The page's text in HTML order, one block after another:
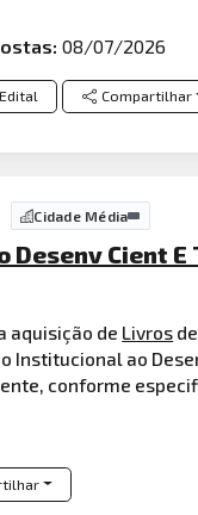
08/07/2026
Edital Compartilhar
Cidade Média
Desenv Cient
aquisição de Livros
Institucional ao
conforme